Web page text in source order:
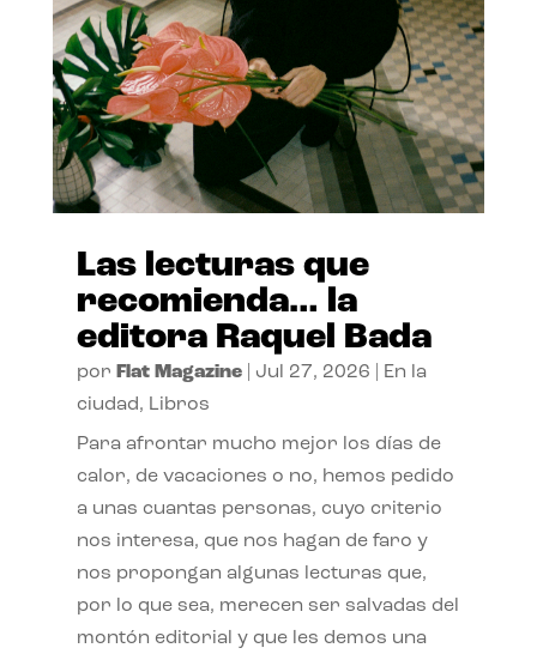
Las lecturas que
recomienda… la
editora Raquel Bada
por Flat Magazine| Jul 27, 2026
En la
ciudad, Libros
Para afrontar mucho mejor los días de
calor, de vacaciones o no, hemos pedido
a unas cuantas personas, cuyo criterio
nos interesa, que nos hagan de faro y
nos propongan algunas lecturas que,
por lo que sea, merecen ser salvadas del
montón editorial y que les demos una